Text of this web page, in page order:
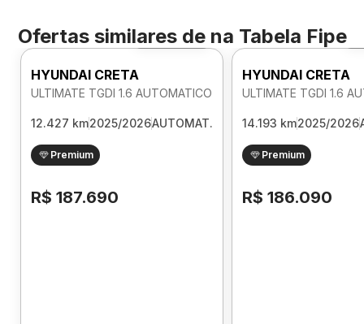
Ofertas similares de na Tabela Fipe
Foto 360º
HYUNDAI CRETA
ULTIMATE TGDI 1.6 AUTOMATICO
12.427 km2025/2026AUTOMAT.
Premium
R$ 187.690
HYUNDAI CRETA
ULTIMATE TGDI 1.6
14.193 km2025/2026
Premium
R$ 186.090